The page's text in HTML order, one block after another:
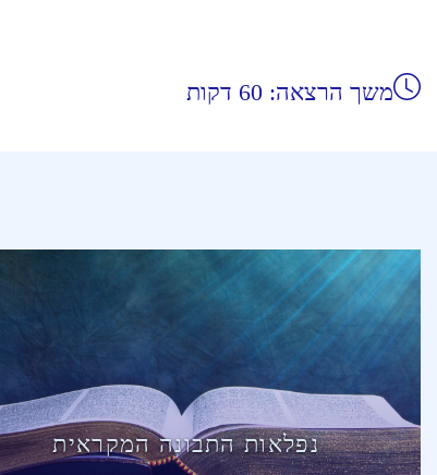
משך הרצאה: 60 דקות
נפלאות התבונה המקראית